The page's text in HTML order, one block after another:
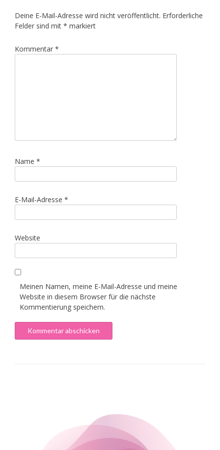
Deine E-Mail-Adresse wird nicht veröffentlicht. Erforderliche
Felder sind mit * markiert
Kommentar *
Name *
E-Mail-Adresse *
Website
Meinen Namen, meine E-Mail-Adresse und meine
Website in diesem Browser für die nächste
Kommentierung speichern.